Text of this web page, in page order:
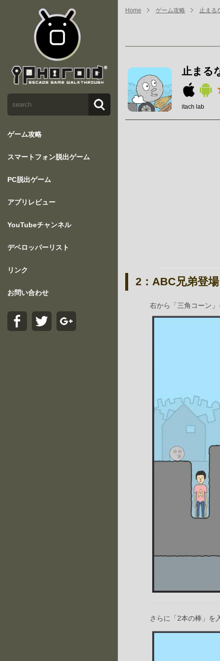
ゲーム攻略
スマートフォン脱出ゲーム
PC脱出ゲーム
アプリレビュー
YouTubeチャンネル
デベロッパーリスト
リンク
お問い合わせ
Home ゲーム攻略 止まる
止まる
itach lab
2：ABC兄弟登場
右から「三角コーン
さらに「2本の棒」を